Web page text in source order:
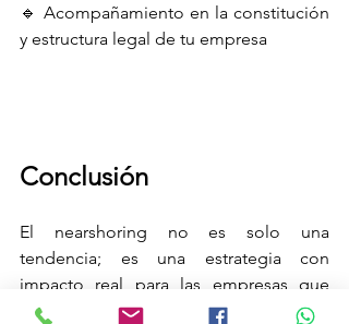
🔹 Acompañamiento en la constitución
y estructura legal de tu empresa
Conclusión
El nearshoring no es solo una
tendencia; es una estrategia con
impacto real para las empresas que
buscan eficiencia, estabilidad y